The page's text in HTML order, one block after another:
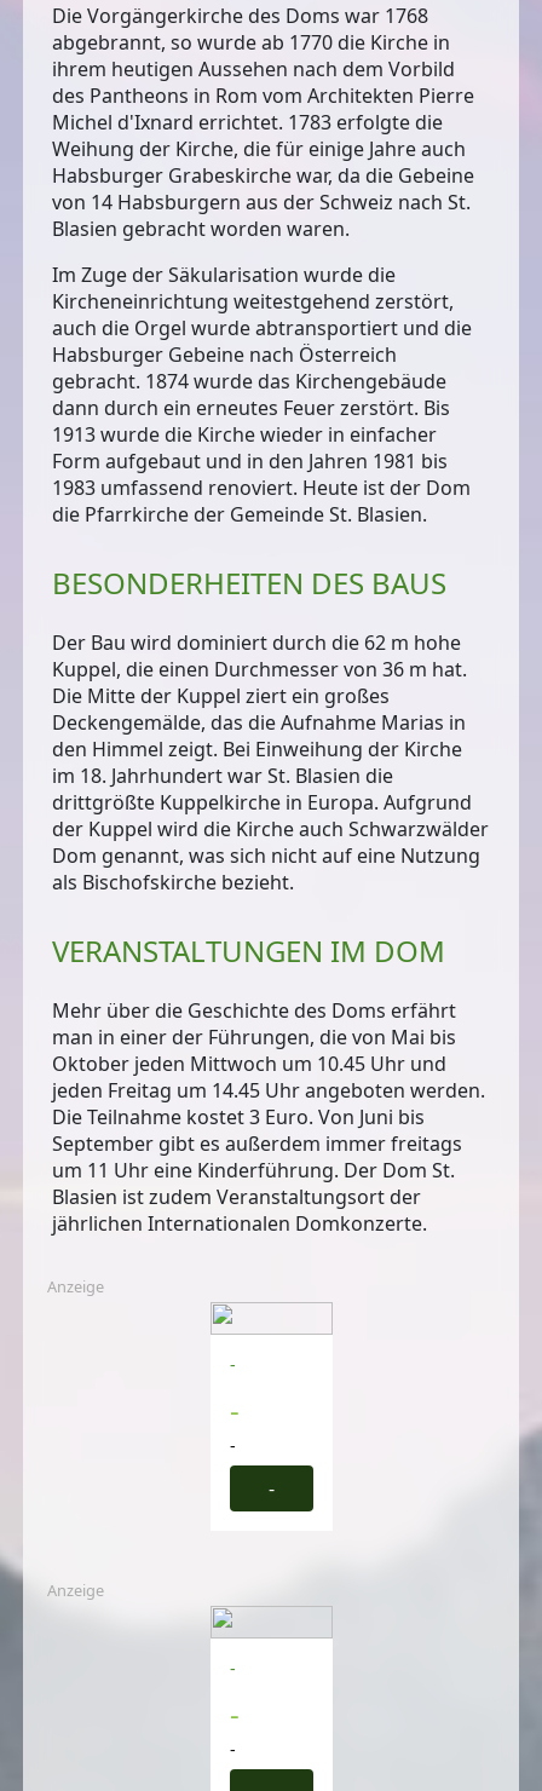
Die Vorgängerkirche des Doms war 1768
abgebrannt, so wurde ab 1770 die Kirche in
ihrem heutigen Aussehen nach dem Vorbild
des Pantheons in Rom vom Architekten Pierre
Michel d'Ixnard errichtet. 1783 erfolgte die
Weihung der Kirche, die für einige Jahre auch
Habsburger Grabeskirche war, da die Gebeine
von 14 Habsburgern aus der Schweiz nach St.
Blasien gebracht worden waren.
Im Zuge der Säkularisation wurde die
Kircheneinrichtung weitestgehend zerstört,
auch die Orgel wurde abtransportiert und die
Habsburger Gebeine nach Österreich
gebracht. 1874 wurde das Kirchengebäude
dann durch ein erneutes Feuer zerstört. Bis
1913 wurde die Kirche wieder in einfacher
Form aufgebaut und in den Jahren 1981 bis
1983 umfassend renoviert. Heute ist der Dom
die Pfarrkirche der Gemeinde St. Blasien.
BESONDERHEITEN DES BAUS
Der Bau wird dominiert durch die 62 m hohe
Kuppel, die einen Durchmesser von 36 m hat.
Die Mitte der Kuppel ziert ein großes
Deckengemälde, das die Aufnahme Marias in
den Himmel zeigt. Bei Einweihung der Kirche
im 18. Jahrhundert war St. Blasien die
drittgrößte Kuppelkirche in Europa. Aufgrund
der Kuppel wird die Kirche auch Schwarzwälder
Dom genannt, was sich nicht auf eine Nutzung
als Bischofskirche bezieht.
VERANSTALTUNGEN IM DOM
Mehr über die Geschichte des Doms erfährt
man in einer der Führungen, die von Mai bis
Oktober jeden Mittwoch um 10.45 Uhr und
jeden Freitag um 14.45 Uhr angeboten werden.
Die Teilnahme kostet 3 Euro. Von Juni bis
September gibt es außerdem immer freitags
um 11 Uhr eine Kinderführung. Der Dom St.
Blasien ist zudem Veranstaltungsort der
jährlichen Internationalen Domkonzerte.
Anzeige
-
-
-
-
Anzeige
-
-
-